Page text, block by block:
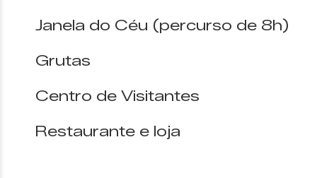
Janela do Céu (percurso de 8h)
Grutas
Centro de Visitantes
Restaurante e loja